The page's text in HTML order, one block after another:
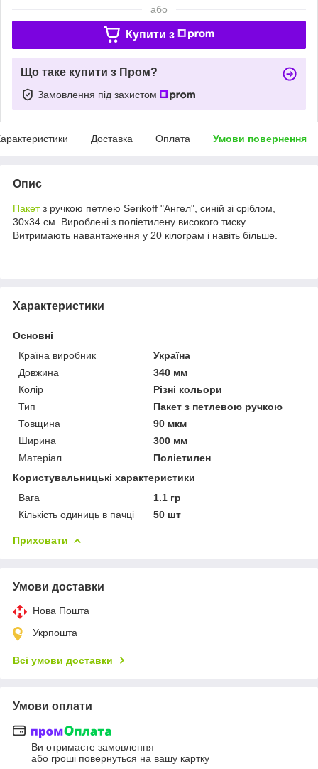
або
Купити з
Що таке купити з Пром?
Замовлення під захистом
Доставка Оплата Умови повернення
Опис
Пакетз ручкою петлею Serikoff "Ангел", синій зі сріблом,
30х34 см. Вироблені з поліетилену високого тиску.
Витримають навантаження у 20 кілограм і навіть більше.
Характеристики
Основні
Країна виробник
Україна
Довжина
340 мм
Колір
Різні кольори
Тип
Пакет з петлевою ручкою
Товщина
90 мкм
Ширина
300 мм
Матеріал
Поліетилен
Користувальницькі характеристики
Вага
1.1 гр
Кількість одиниць в пачці
50 шт
Приховати
Умови доставки
Нова Пошта
Укрпошта
Всі умови доставки
Умови оплати
Ви отримаєте замовлення
або гроші повернуться на вашу картку